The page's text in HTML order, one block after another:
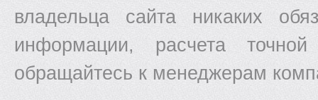
владельца сайта никаких
информации, расчета
обращайтесь к менеджерам